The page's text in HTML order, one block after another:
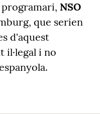
NSO
que serien
d'aquest
il·legal i no